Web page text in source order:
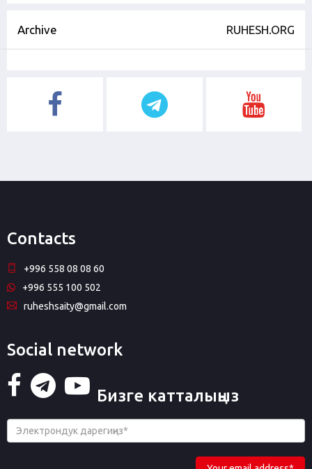
Archive RUHESH.ORG
Contacts
+996 558 08 08 60
+996 555 100 502
ruheshsaity@gmail.com
Social network
Бизге катталыңыз